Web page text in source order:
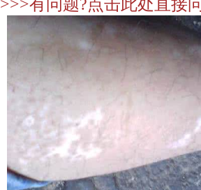
>>>有问题?点击此处直接